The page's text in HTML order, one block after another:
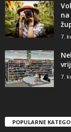
7.
7.
POPULARNE